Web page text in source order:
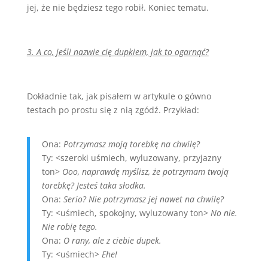
jej, że nie będziesz tego robił. Koniec tematu.
3. A co, jeśli nazwie cię dupkiem, jak to ogarnąć?
Dokładnie tak, jak pisałem w artykule o gówno
testach po prostu się z nią zgódź. Przykład:
Ona: Potrzymasz moją torebkę na chwilę?
Ty: <szeroki uśmiech, wyluzowany, przyjazny
ton> Ooo, naprawdę myślisz, że potrzymam twoją
torebkę? Jesteś taka słodka.
Ona: Serio? Nie potrzymasz jej nawet na chwilę?
Ty: <uśmiech, spokojny, wyluzowany ton> No nie.
Nie robię tego.
Ona: O rany, ale z ciebie dupek.
Ty: <uśmiech> Ehe!